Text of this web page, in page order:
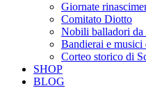
Giornate
Comitato Diotto
Nobili balladori da
Bandierai e musici
Corteo storico di
SHOP
BLOG